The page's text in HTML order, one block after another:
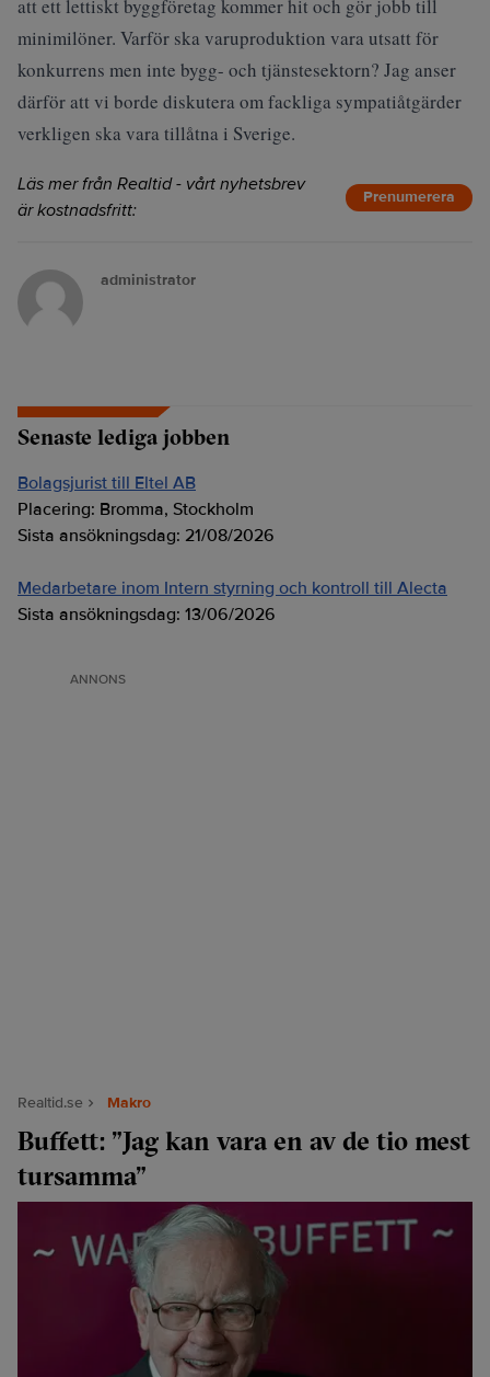
att ett lettiskt byggföretag kommer hit och gör jobb till
minimilöner. Varför ska varuproduktion vara utsatt för
konkurrens men inte bygg- och tjänstesektorn? Jag anser
därför att vi borde diskutera om fackliga sympatiåtgärder
verkligen ska vara tillåtna i Sverige.
Läs mer från Realtid - vårt nyhetsbrev
är kostnadsfritt:
Prenumerera
administrator
Senaste lediga jobben
Bolagsjurist till Eltel AB
Placering: Bromma, Stockholm
Sista ansökningsdag: 21/08/2026
Medarbetare inom Intern styrning och kontroll till Alecta
Sista ansökningsdag: 13/06/2026
ANNONS
Realtid.se Makro
Buffett: ”Jag kan vara en av de tio mest
tursamma”